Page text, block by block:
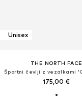
Unisex
THE NORTH FACE
175,00 €